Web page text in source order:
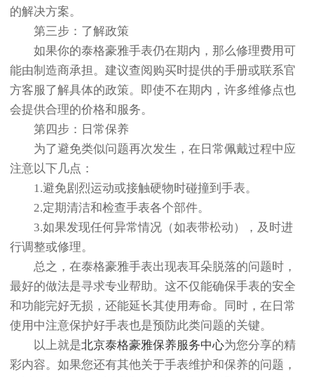
的解决方案。
第三步：了解政策
如果你的泰格豪雅手表仍在期内，那么修理费用可
能由制造商承担。建议查阅购买时提供的手册或联系官
方客服了解具体的政策。即使不在期内，许多维修点也
会提供合理的价格和服务。
第四步：日常保养
为了避免类似问题再次发生，在日常佩戴过程中应
注意以下几点：
1.避免剧烈运动或接触硬物时碰撞到手表。
2.定期清洁和检查手表各个部件。
3.如果发现任何异常情况（如表带松动），及时进
行调整或修理。
总之，在泰格豪雅手表出现表耳朵脱落的问题时，
最好的做法是寻求专业帮助。这不仅能确保手表的安全
和功能完好无损，还能延长其使用寿命。同时，在日常
使用中注意保护好手表也是预防此类问题的关键。
以上就是北京泰格豪雅保养服务中心为您分享的精
彩内容。如果您还有其他关于手表维护和保养的问题，